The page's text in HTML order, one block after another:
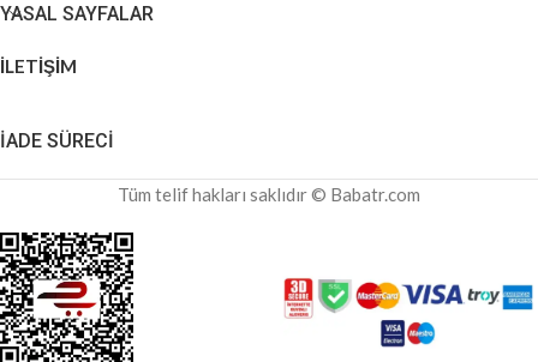
YASAL SAYFALAR
İLETİŞİM
İADE SÜRECİ
Tüm telif hakları saklıdır © Babatr.com